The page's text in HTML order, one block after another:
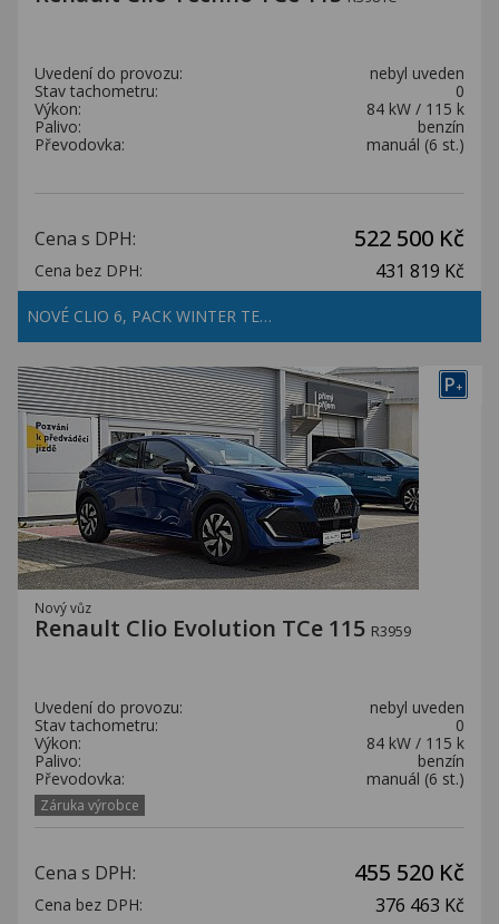
Uvedení do provozu:
nebyl uveden
Stav tachometru:
0
Výkon:
84 kW / 115 k
Palivo:
benzín
Převodovka:
manuál (6 st.)
Cena s DPH: 522 500 Kč
Cena bez DPH: 431 819 Kč
NOVÉ CLIO 6, PACK WINTER TE…
P+
Nový vůz
Renault Clio Evolution TCe 115 R3959
Uvedení do provozu:
nebyl uveden
Stav tachometru:
0
Výkon:
84 kW / 115 k
Palivo:
benzín
Převodovka:
manuál (6 st.)
Záruka výrobce
Cena s DPH: 455 520 Kč
Cena bez DPH: 376 463 Kč